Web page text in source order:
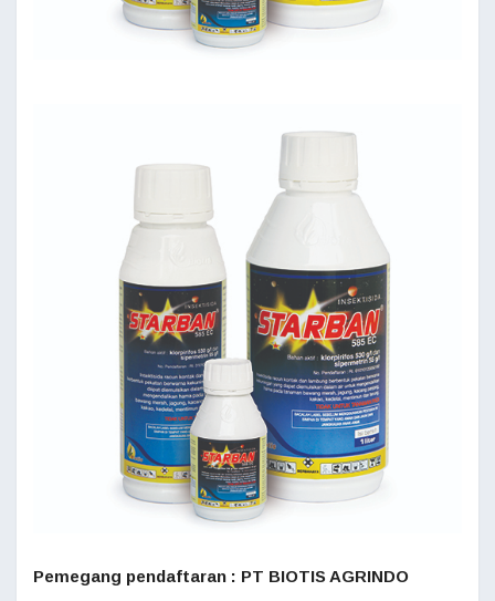
Pemegang pendaftaran : PT BIOTIS AGRINDO